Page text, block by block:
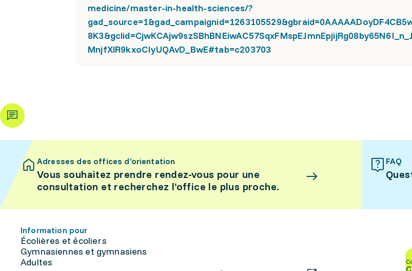
medicine/master-in-health-sciences/?
MnjfXlR9kxoCIyUQAvD_BwE#tab=c203703
Adresses des offices d’orientation
Vous souhaitez prendre rendez-vous pour une
consultation et recherchez l’office le plus proche.
FAQ
Information pour
Écolières et écoliers
Gymnasiennes et gymnasiens
Adultes